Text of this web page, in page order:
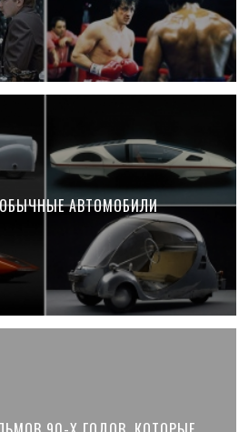
АВТОМОБИЛИ